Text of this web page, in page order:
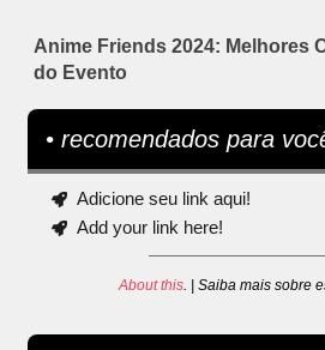
Anime Friends 2024: Melhores
do Evento
• recomendados para
Adicione seu link aqui!
Add your link here!
About this. | Saiba mais sobre